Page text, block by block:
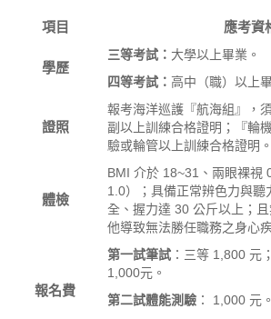
項目 應考資
學歷
三等考試： 大學以上畢業。
四等考試： 高中（職）以上
證照
報考海洋巡護『航海組』，
副以上訓練合格證明；『輪
驗或輪管以上訓練合格證明。
體檢
BMI 介於 18~31、兩眼裸視
1.0）；具備正常辨色力與聽
全、握力達 30 公斤以上；
他導致無法勝任職務之身心
報名費
第一試筆試：三等 1,800 元
1,000元。
第二試體能測驗： 1,000 元。